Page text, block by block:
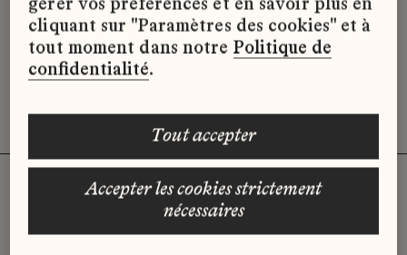
Désolé, il semble qu’il n’y ait pas
d’offres d’emploi disponibles pour le
moment.
Vous n'avez pas trouvé d'offre
gérer vos préférences et en savoir plus en
cliquant sur "Paramètres des cookies" et à
tout moment dans notre Politique de
confidentialité.
accepter les cookies strictement
nécessaires
tout accepter